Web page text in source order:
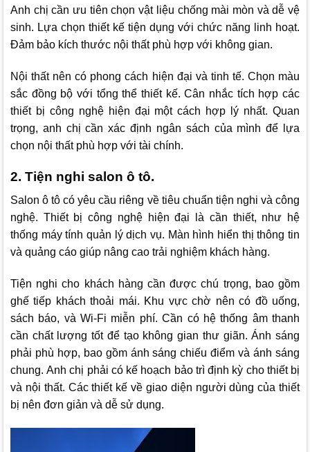
Anh chị cần ưu tiên chọn vật liệu chống mài mòn và dễ vệ
sinh. Lựa chọn thiết kế tiện dụng với chức năng linh hoạt.
Đảm bảo kích thước nội thất phù hợp với không gian.
Nội thất nên có phong cách hiện đại và tinh tế. Chọn màu
sắc đồng bộ với tổng thể thiết kế. Cân nhắc tích hợp các
thiết bị công nghệ hiện đại một cách hợp lý nhất. Quan
trọng, anh chị cần xác định ngân sách của mình để lựa
chọn nội thất phù hợp với tài chính.
2. Tiện nghi salon ô tô.
Salon ô tô có yêu cầu riêng về tiêu chuẩn tiện nghi và công
nghệ. Thiết bị công nghệ hiện đại là cần thiết, như hệ
thống máy tính quản lý dịch vụ. Màn hình hiển thị thông tin
và quảng cáo giúp nâng cao trải nghiệm khách hàng.
Tiện nghi cho khách hàng cần được chú trọng, bao gồm
ghế tiếp khách thoải mái. Khu vực chờ nên có đồ uống,
sách báo, và Wi-Fi miễn phí.Cần có hệ thống âm thanh
cần chất lượng tốt để tạo không gian thư giãn. Ánh sáng
phải phù hợp, bao gồm ánh sáng chiếu điểm và ánh sáng
chung.Anh chị phải có kế hoạch bảo trì định kỳ cho thiết bị
và nội thất. Các thiết kế về giao diện người dùng của thiết
bị nên đơn giản và dễ sử dụng.